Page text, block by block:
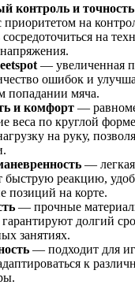
контроль и точность
приоритетом на
на
— увеличенная
ошибок и
попадании мяча.
и комфорт —
веса по круглой
на руку,
—
быструю реакцию,
позиций на корте.
— прочные
гарантируют долгий
занятиях.
— подходит для
к